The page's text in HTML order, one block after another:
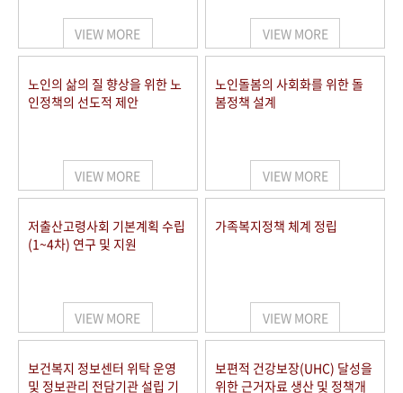
VIEW MORE VIEW MORE
노인의 삶의 질 향상을 위한 노
인정책의 선도적 제안
VIEW MORE
노인돌봄의 사회화를 위한 돌
봄정책 설계
VIEW MORE
저출산고령사회 기본계획 수립
(1~4차) 연구 및 지원
VIEW MORE
가족복지정책 체계 정립
VIEW MORE
보건복지 정보센터 위탁 운영
및 정보관리 전담기관 설립 기
보편적 건강보장(UHC) 달성을
위한 근거자료 생산 및 정책개